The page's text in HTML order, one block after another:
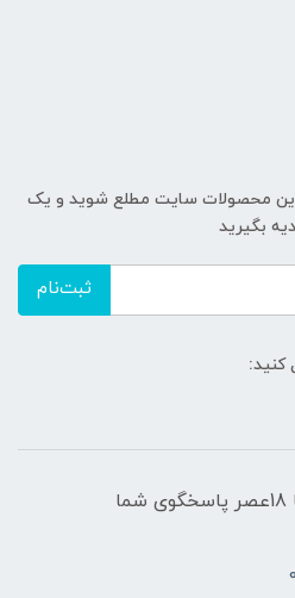
محصولات سایت مطلع شوید و یک
ثبت‌نام
کنید:
شنبه تا چهارشنبه، 11 صبح تا 18عصر پاسخگوی شما